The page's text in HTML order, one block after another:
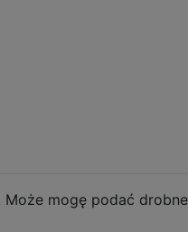
mogę podać drobne